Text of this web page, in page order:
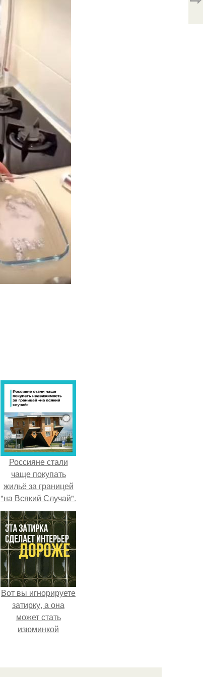
Россияне стали
чаще покупать
жильё за границей
"на Всякий Случай".
Вот вы игнорируете
затирку, а она
может стать
изюминкой